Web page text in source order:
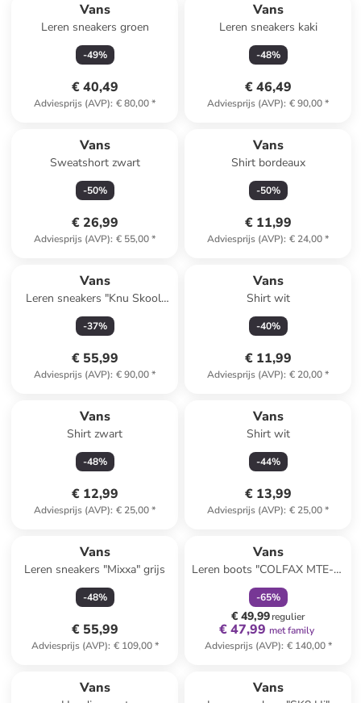
Vans
Leren sneakers groen
-49%
€ 40,49
Adviesprijs (AVP): € 80,00*
Vans
Leren sneakers kaki
-48%
€ 46,49
Adviesprijs (AVP): € 90,00*
Vans
Sweatshort zwart
-50%
€ 26,99
Adviesprijs (AVP): € 55,00*
Vans
Shirt bordeaux
-50%
€ 11,99
Adviesprijs (AVP): € 24,00*
Vans
Leren sneakers "Knu Skool"
lichtbruin
-37%
€ 55,99
Adviesprijs (AVP): € 90,00*
Vans
Shirt wit
-40%
€ 11,99
Adviesprijs (AVP): € 20,00*
Vans
Shirt zwart
-48%
€ 12,99
Adviesprijs (AVP): € 25,00*
Vans
Shirt wit
-44%
€ 13,99
Adviesprijs (AVP): € 25,00*
Vans
Leren sneakers "Mixxa" grijs
-48%
€ 55,99
Adviesprijs (AVP): € 109,00*
Vans
Leren boots "COLFAX MTE-1"
zwart
-65%
€ 49,99regulier
€ 47,99 met family
Adviesprijs (AVP): € 140,00*
Vans Vans